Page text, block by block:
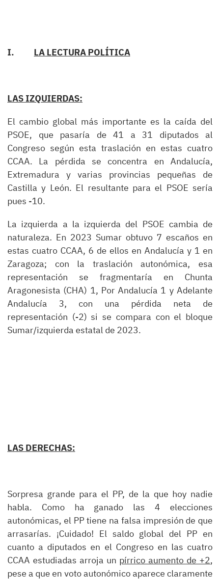
I. LA LECTURA POLÍTICA
LAS IZQUIERDAS:
El cambio global más importante es la caída del
PSOE, que pasaría de 41 a 31 diputados al
Congreso según esta traslación en estas cuatro
CCAA. La pérdida se concentra en Andalucía,
Extremadura y varias provincias pequeñas de
Castilla y León. El resultante para el PSOE sería
pues -10.
La izquierda a la izquierda del PSOE cambia de
naturaleza. En 2023 Sumar obtuvo 7 escaños en
estas cuatro CCAA, 6 de ellos en Andalucía y 1 en
Zaragoza; con la traslación autonómica, esa
representación se fragmentaría en Chunta
Aragonesista (CHA) 1, Por Andalucía 1 y Adelante
Andalucía 3, con una pérdida neta de
representación (-2) si se compara con el bloque
Sumar/izquierda estatal de 2023.
LAS DERECHAS:
Sorpresa grande para el PP, de la que hoy nadie
habla. Como ha ganado las 4 elecciones
autonómicas, el PP tiene na falsa impresión de que
arrasarías. ¡Cuidado! El saldo global del PP en
cuanto a diputados en el Congreso en las cuatro
CCAA estudiadas arroja un pírrico aumento de +2,
pese a que en voto autonómico aparece claramente